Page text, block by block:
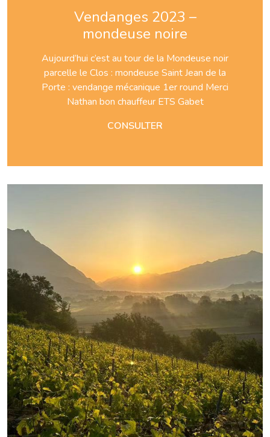
Vendanges 2023 –
mondeuse noire
Aujourd’hui c’est au tour de la Mondeuse noir
parcelle le Clos : mondeuse Saint Jean de la
Porte : vendange mécanique 1er round Merci
Nathan bon chauffeur ETS Gabet
CONSULTER